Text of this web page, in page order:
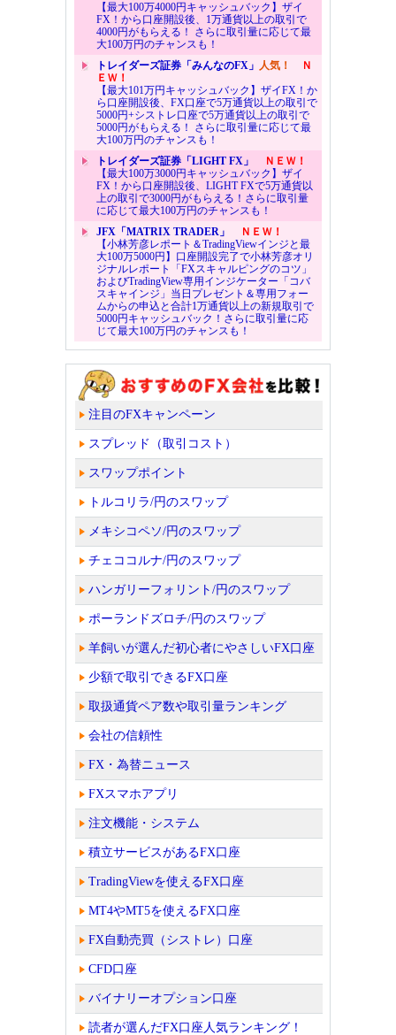
【最大100万4000円キャッシュバック】ザイ
FX！から口座開設後、1万通貨以上の取引で
4000円がもらえる！ さらに取引量に応じて最
大100万円のチャンスも！
トレイダーズ証券「みんなのFX」 人気！
Ｎ
ＥＷ！
【最大101万円キャッシュバック】ザイFX！か
ら口座開設後、FX口座で5万通貨以上の取引で
5000円+シストレ口座で5万通貨以上の取引で
5000円がもらえる！ さらに取引量に応じて最
大100万円のチャンスも！
トレイダーズ証券「LIGHT FX」
ＮＥＷ！
【最大100万3000円キャッシュバック】ザイ
FX！から口座開設後、LIGHT FXで5万通貨以
上の取引で3000円がもらえる！さらに取引量
に応じて最大100万円のチャンスも！
JFX「MATRIX TRADER」
ＮＥＷ！
【小林芳彦レポート＆TradingViewインジと最
大100万5000円】口座開設完了で小林芳彦オリ
ジナルレポート「FXスキャルピングのコツ」
およびTradingView専用インジケーター「コバ
スキャインジ」当日プレゼント＆専用フォー
ムからの申込と合計1万通貨以上の新規取引で
5000円キャッシュバック！さらに取引量に応
じて最大100万円のチャンスも！
注目のFXキャンペーン
スプレッド（取引コスト）
スワップポイント
トルコリラ/円のスワップ
メキシコペソ/円のスワップ
チェココルナ/円のスワップ
ハンガリーフォリント/円のスワップ
ポーランドズロチ/円のスワップ
羊飼いが選んだ初心者にやさしいFX口座
少額で取引できるFX口座
取扱通貨ペア数や取引量ランキング
会社の信頼性
FX・為替ニュース
FXスマホアプリ
注文機能・システム
積立サービスがあるFX口座
TradingViewを使えるFX口座
MT4やMT5を使えるFX口座
FX自動売買（シストレ）口座
CFD口座
バイナリーオプション口座
読者が選んだFX口座人気ランキング！